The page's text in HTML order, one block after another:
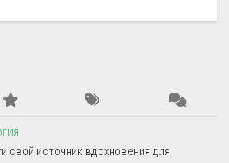
свой источник вдохновения для